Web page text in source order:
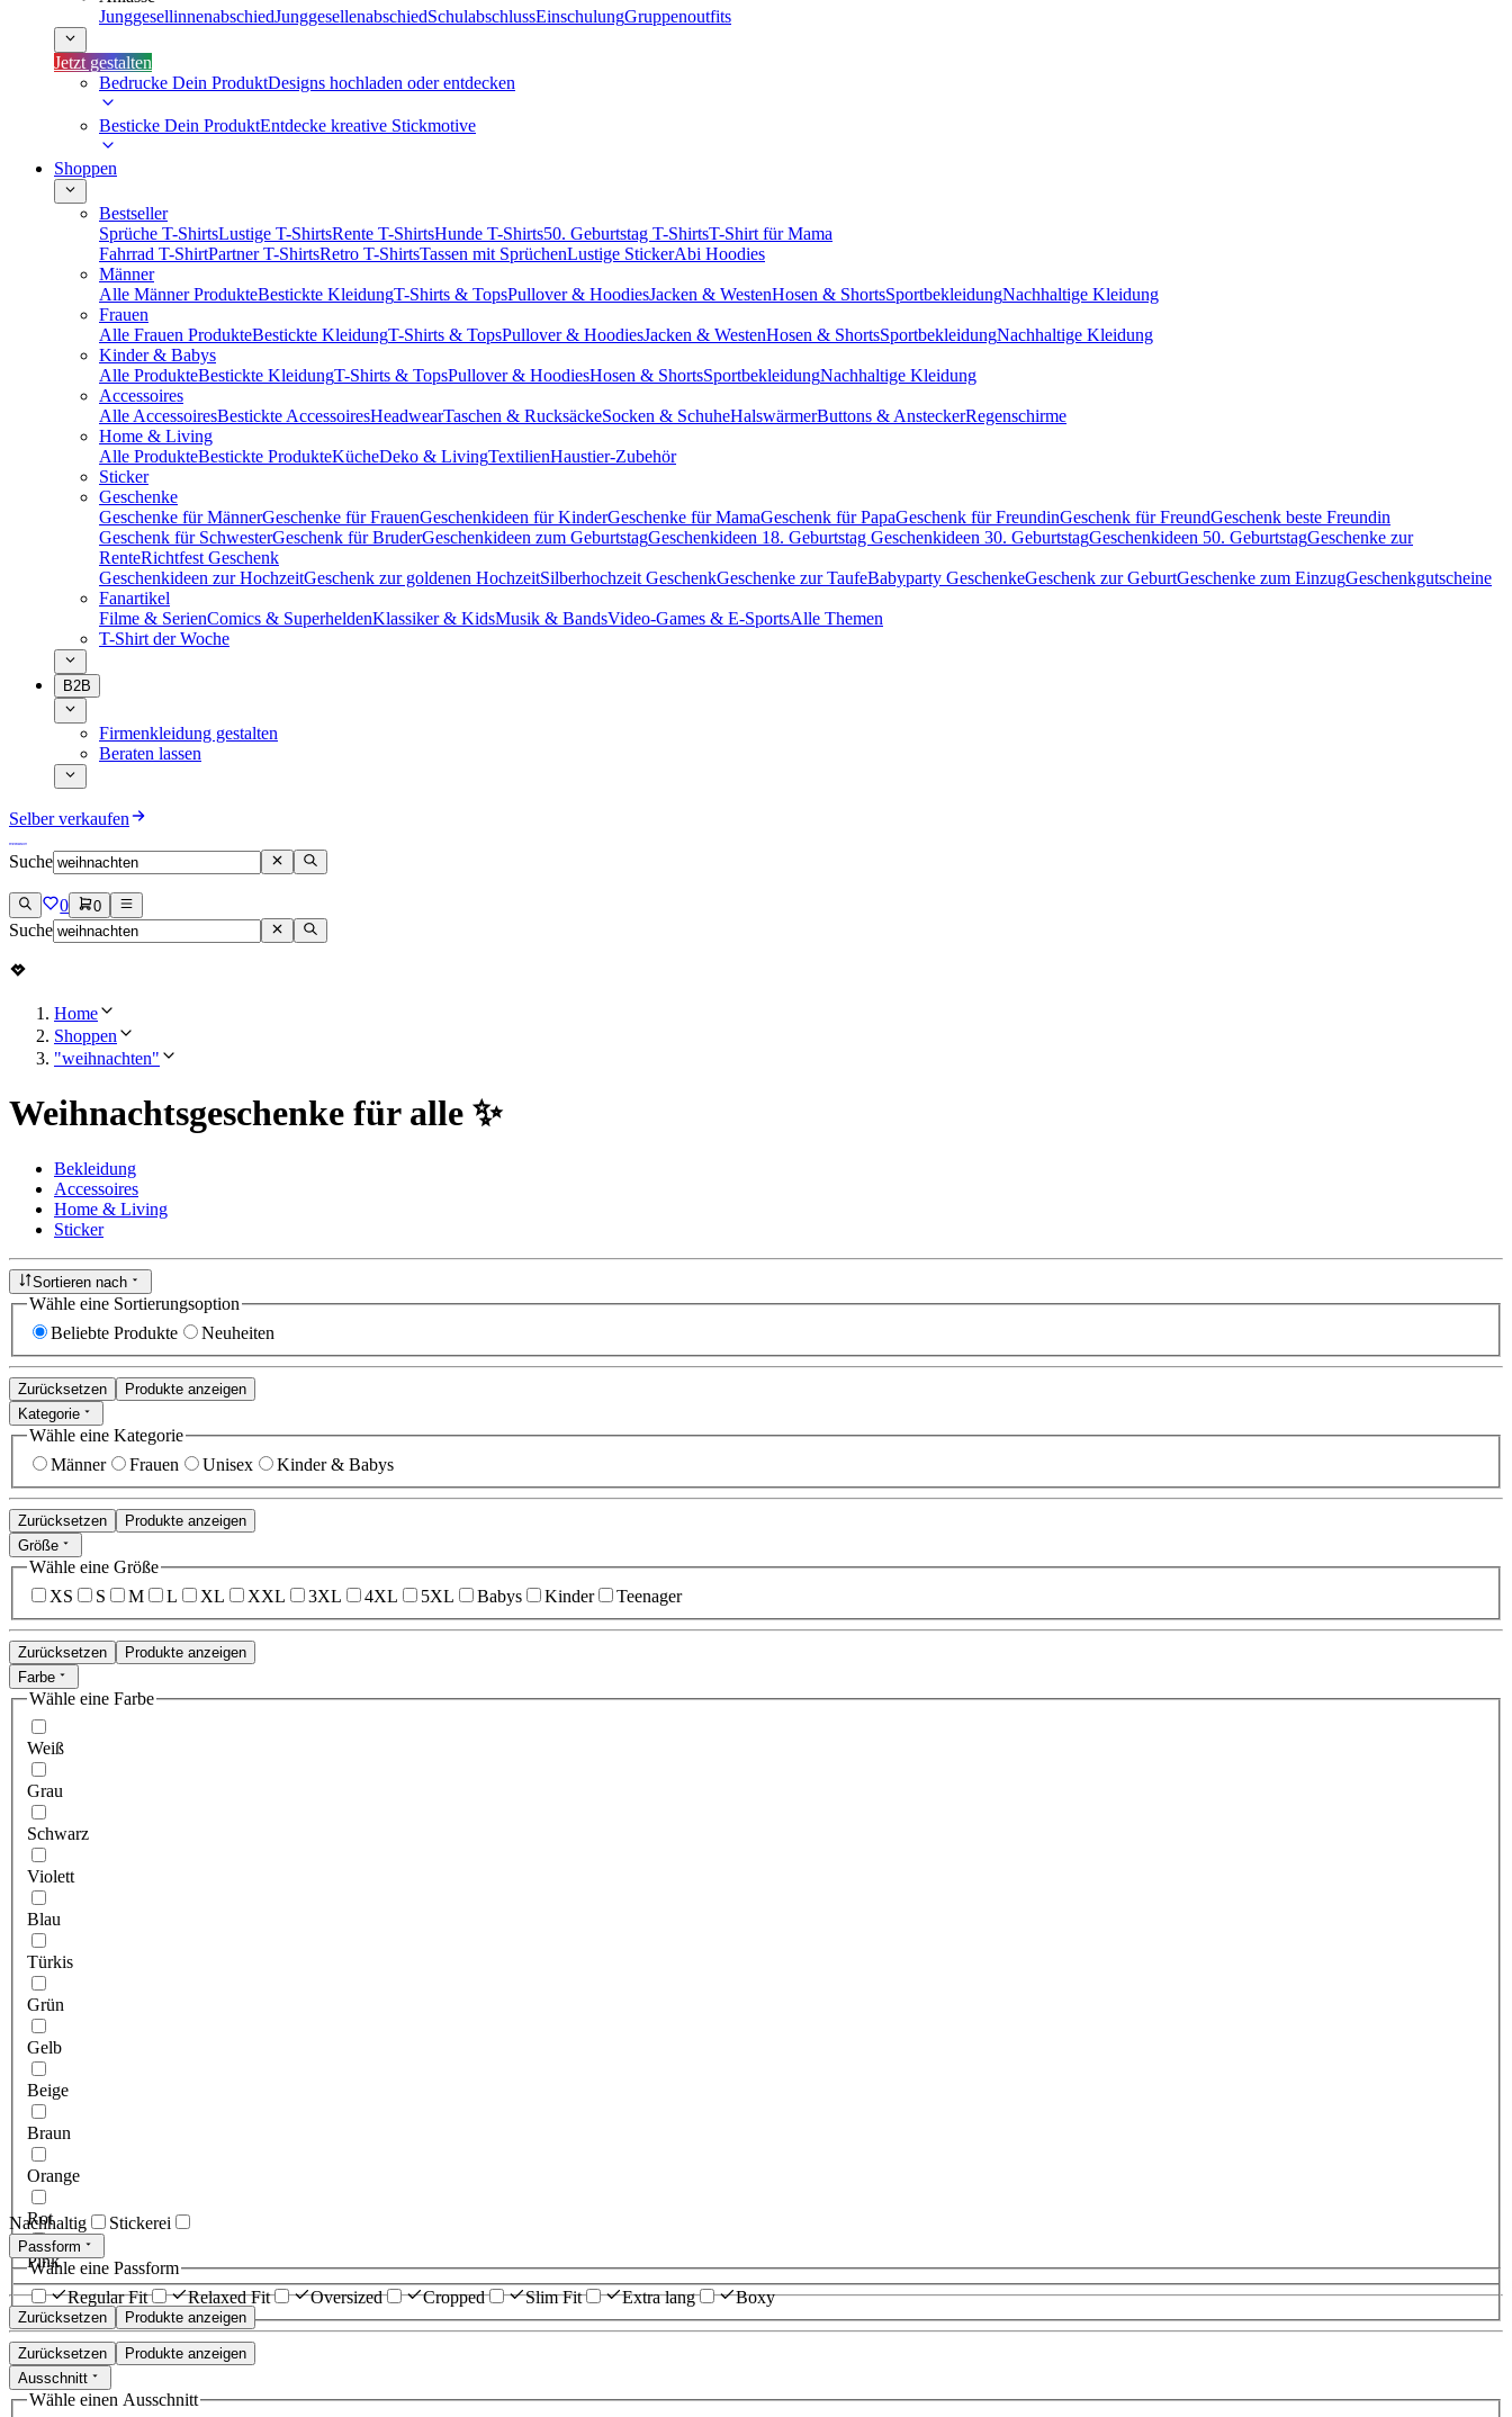
JunggesellinnenabschiedJunggesellenabschiedSchulabschlussEinschulungGruppenoutfits
Jetzt gestalten
Bedrucke Dein ProduktDesigns hochladen oder entdecken
Besticke Dein ProduktEntdecke kreative Stickmotive
Shoppen
Bestseller
Sprüche T-ShirtsLustige T-ShirtsRente T-ShirtsHunde T-Shirts50. Geburtstag T-ShirtsT-Shirt für Mama
Fahrrad T-ShirtPartner T-ShirtsRetro T-ShirtsTassen mit SprüchenLustige StickerAbi Hoodies
Männer
Alle Männer ProdukteBestickte KleidungT-Shirts & TopsPullover & HoodiesJacken & WestenHosen & ShortsSportbekleidungNachhaltige Kleidung
Frauen
Alle Frauen ProdukteBestickte KleidungT-Shirts & TopsPullover & HoodiesJacken & WestenHosen & ShortsSportbekleidungNachhaltige Kleidung
Kinder & Babys
Alle ProdukteBestickte KleidungT-Shirts & TopsPullover & HoodiesHosen & ShortsSportbekleidungNachhaltige Kleidung
Accessoires
Alle AccessoiresBestickte AccessoiresHeadwearTaschen & RucksäckeSocken & SchuheHalswärmerButtons & AnsteckerRegenschirme
Home & Living
Alle ProdukteBestickte ProdukteKücheDeko & LivingTextilienHaustier-Zubehör
Sticker
Geschenke
Geschenke für MännerGeschenke für FrauenGeschenkideen für KinderGeschenke für MamaGeschenk für PapaGeschenk für FreundinGeschenk für FreundGeschenk beste Freundin
Geschenk für SchwesterGeschenk für BruderGeschenkideen zum GeburtstagGeschenkideen 18. Geburtstag Geschenkideen 30. GeburtstagGeschenkideen 50. GeburtstagGeschenke zur
RenteRichtfest Geschenk
Geschenkideen zur HochzeitGeschenk zur goldenen HochzeitSilberhochzeit GeschenkGeschenke zur TaufeBabyparty GeschenkeGeschenk zur GeburtGeschenke zum EinzugGeschenkgutscheine
Fanartikel
Filme & SerienComics & SuperheldenKlassiker & KidsMusik & BandsVideo-Games & E-SportsAlle Themen
T-Shirt der Woche
B2B
Firmenkleidung gestalten
Beraten lassen
Selber verkaufen
Suche
0 0
Suche
Home
Shoppen
"weihnachten"
Weihnachtsgeschenke für alle ✨
Bekleidung
Accessoires
Home & Living
Sticker
Sortieren nach
Wähle eine Sortierungsoption
Beliebte Produkte
Neuheiten
Zurücksetzen
Produkte anzeigen
Kategorie
Wähle eine Kategorie
Männer
Frauen Unisex Kinder & Babys
Zurücksetzen
Produkte anzeigen
Größe
Wähle eine Größe
XS
S M L XL XXL 3XL 4XL 5XL Babys Kinder Teenager
Zurücksetzen
Produkte anzeigen
Farbe
Wähle eine Farbe
Weiß
Grau
Schwarz
Violett
Blau
Türkis
Grün
Gelb
Beige
Braun
Orange
Rot
Pink
Zurücksetzen Produkte anzeigen
Nachhaltig Stickerei
Passform
Wähle eine Passform
Regular Fit
Relaxed Fit Oversized Cropped Slim Fit Extra lang Boxy
Zurücksetzen
Produkte anzeigen
Ausschnitt
Wähle einen Ausschnitt